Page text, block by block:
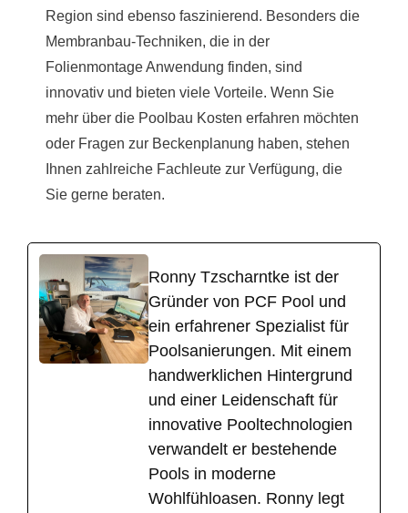
Region sind ebenso faszinierend. Besonders die
Membranbau-Techniken, die in der
Folienmontage Anwendung finden, sind
innovativ und bieten viele Vorteile. Wenn Sie
mehr über die Poolbau Kosten erfahren möchten
oder Fragen zur Beckenplanung haben, stehen
Ihnen zahlreiche Fachleute zur Verfügung, die
Sie gerne beraten.
Ronny Tzscharntke ist der
Gründer von PCF Pool und
ein erfahrener Spezialist für
Poolsanierungen. Mit einem
handwerklichen Hintergrund
und einer Leidenschaft für
innovative Pooltechnologien
verwandelt er bestehende
Pools in moderne
Wohlfühloasen. Ronny legt